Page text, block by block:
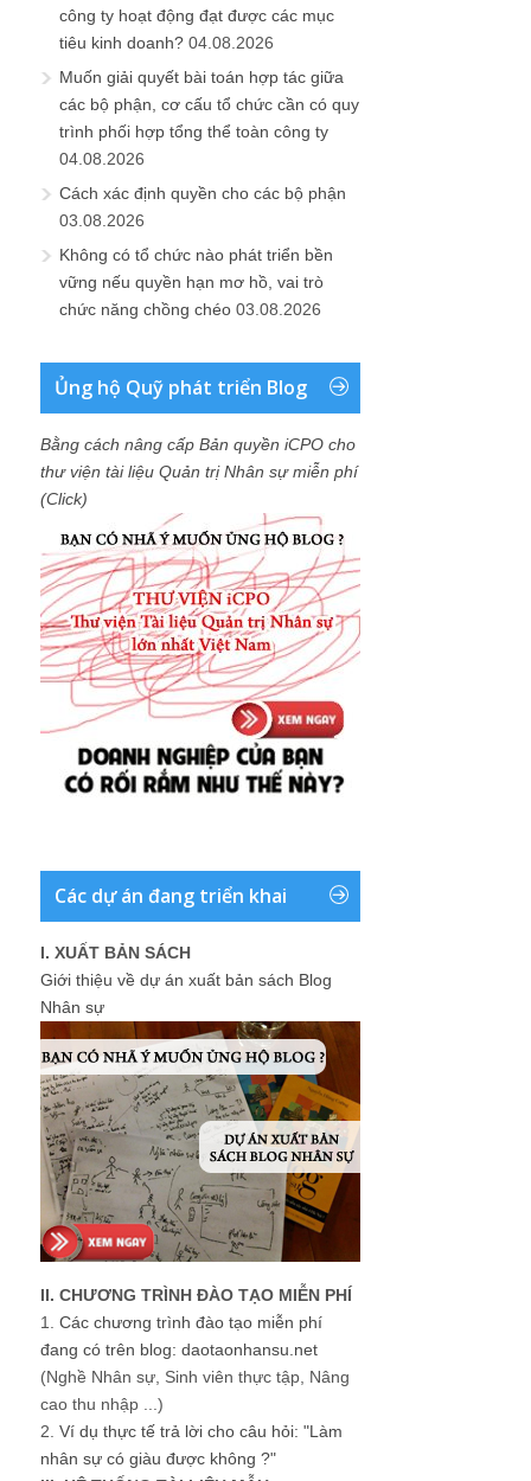
công ty hoạt động đạt được các mục
tiêu kinh doanh? 04.08.2026
Muốn giải quyết bài toán hợp tác giữa
các bộ phận, cơ cấu tổ chức cần có quy
trình phối hợp tổng thể toàn công ty
04.08.2026
Cách xác định quyền cho các bộ phận
03.08.2026
Không có tổ chức nào phát triển bền
vững nếu quyền hạn mơ hồ, vai trò
chức năng chồng chéo 03.08.2026
Ủng hộ Quỹ phát triển Blog
Bằng cách nâng cấp Bản quyền iCPO cho
thư viện tài liệu Quản trị Nhân sự miễn phí
(Click)
Các dự án đang triển khai
I. XUẤT BẢN SÁCH
Giới thiệu về dự án xuất bản sách Blog
Nhân sự
II. CHƯƠNG TRÌNH ĐÀO TẠO MIỄN PHÍ
1. Các chương trình đào tạo miễn phí
đang có trên blog: daotaonhansu.net
(Nghề Nhân sự, Sinh viên thực tập, Nâng
cao thu nhập ...)
2. Ví dụ thực tế trả lời cho câu hỏi: "Làm
nhân sự có giàu được không ?"